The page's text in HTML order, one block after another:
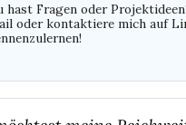
hast Fragen oder
oder kontaktiere mich auf